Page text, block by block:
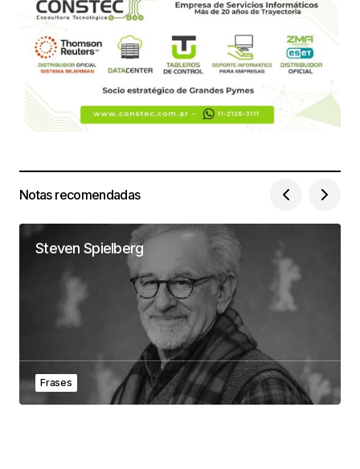
Notas recomendadas
Steven Spielberg
Frases